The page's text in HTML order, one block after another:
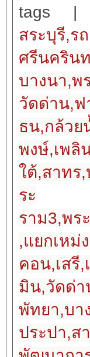
tags
สระบุรี,ร
ศรีนคริน
บางนา,พ
วัดด่าน,ฟ
ธน,กล้วย
พงษ์,เพลิ
ใต้,สาทร
ระ
ราม3,พร
,แยกเ
คอน,เสรี
มิน,วัดด่า
พัทยา,บา
ประปา,ส